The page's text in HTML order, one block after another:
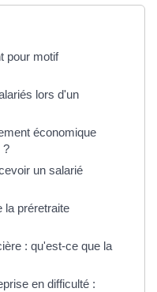
pour motif
lors d'un
économique
?
un salarié
la préretraite
: qu'est-ce que la
en difficulté :